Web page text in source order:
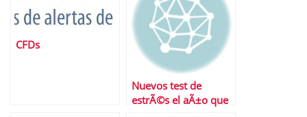
CFDs
Nuevos test de
estrÃ©s el aÃ±o que